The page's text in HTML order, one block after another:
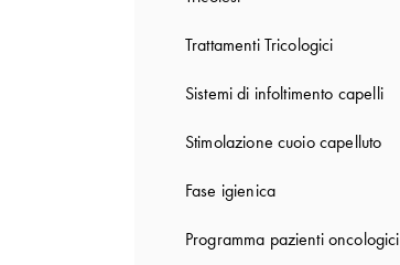
Trattamenti Tricologici
Sistemi di infoltimento capelli
Stimolazione cuoio capelluto
Fase igienica
Programma pazienti oncologici